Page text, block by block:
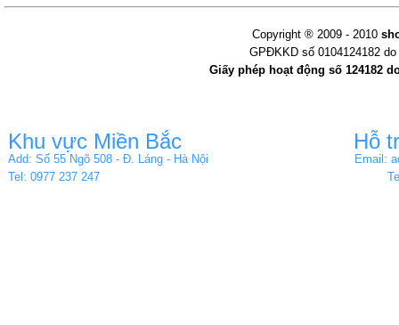
Copyright ® 2009 - 2010
GPĐKKD số 0104124182
Giấy phép hoạt động số 124182
Khu vực Miền Bắc
Add: Số 55 Ngõ 508 - Đ. Láng - Hà Nội
Tel: 0977 237 247
Hỗ
Email: